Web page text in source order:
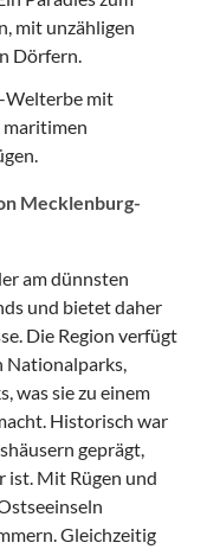
mit unzähligen
Dörfern.
Welterbe mit
maritimen
Mecklenburg-
am dünnsten
und bietet daher
Die Region verfügt
Nationalparks,
was sie zu einem
Historisch war
geprägt,
ist. Mit Rügen und
Gleichzeitig